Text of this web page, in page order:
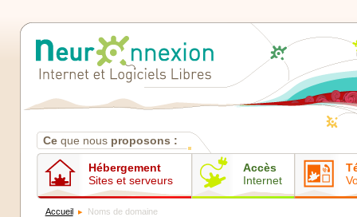
Ce que nous proposons :
Hébergement
Sites et serveurs
Accès
Internet
Accueil Noms de domaine